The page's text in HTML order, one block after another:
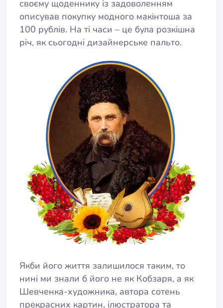
своєму щоденнику із задоволенням
описував покупку модного макінтоша за
100 рублів. На ті часи – це була розкішна
річ, як сьогодні дизайнерське пальто.
Якби його життя залишилося таким, то
нині ми знали б його не як Кобзаря, а як
Шевченка-художника, автора сотень
прекрасних картин, ілюстратора та